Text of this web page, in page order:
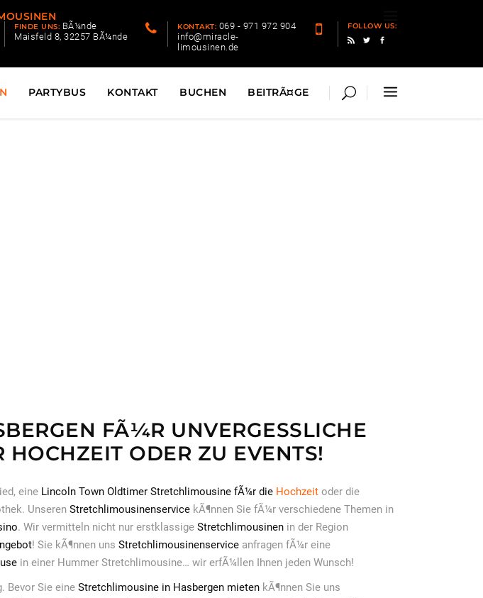
FINDE UNS: BÃ¼nde
Maisfeld 8, 32257 BÃ¼nde
KONTAKT: 069 - 971 972 904
info@miracle-
limousinen.de
FOLLOW US:
PARTYBUS KONTAKT BUCHEN BEITRÃ¤GE
FÃ¼R UNVERGESSLICHE
ODER ZU EVENTS!
eine Lincoln Town Oldtimer Stretchlimousine fÃ¼r die Hochzeit oder die
Unseren Stretchlimousinenservice kÃ¶nnen Sie fÃ¼r verschiedene Themen in
. Wir vermitteln nicht nur erstklassige Stretchlimousinen in der Region
! Sie kÃ¶nnen uns Stretchlimousinenservice anfragen fÃ¼r eine
in einer Hummer Stretchlimousine… wir erfÃ¼llen Ihnen jeden Wunsch!
Bevor Sie eine Stretchlimousine in Hasbergen mieten kÃ¶nnen Sie uns